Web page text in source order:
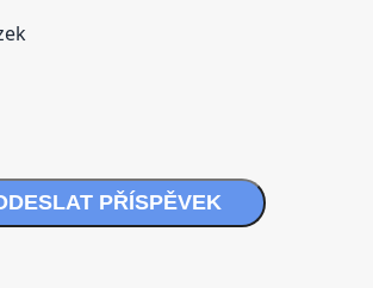
PŘÍSPĚVEK